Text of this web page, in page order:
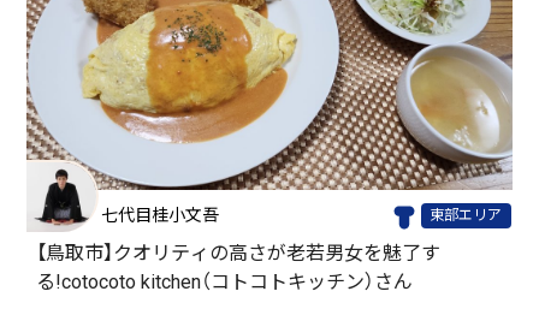
七代目桂小文吾 東部エリア
【鳥取市】クオリティの高さが老若男女を魅了す
る!cotocoto kitchen（コトコトキッチン）さん